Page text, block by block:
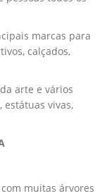
marcas para
calçados,
arte e vários
estátuas vivas,
muitas árvores